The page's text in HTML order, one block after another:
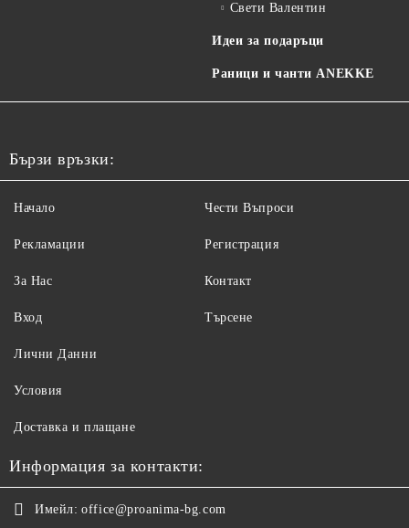
Свети Валентин
Идеи за подаръци
Раници и чанти ANEKKE
Бързи връзки:
Начало
Рекламации
За Нас
Вход
Чести Въпроси
Регистрация
Контакт
Търсене
Лични Данни
Условия
Доставка и плащане
Информация за контакти:
Имейл: office@proanima-bg.com